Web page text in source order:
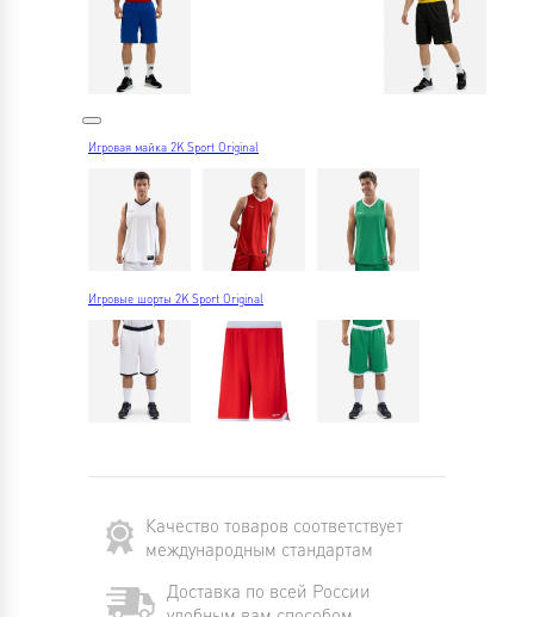
Игровая майка 2K Sport Original
Игровые шорты 2K Sport Original
Качество товаров соответствует
международным стандартам
Доставка по всей России